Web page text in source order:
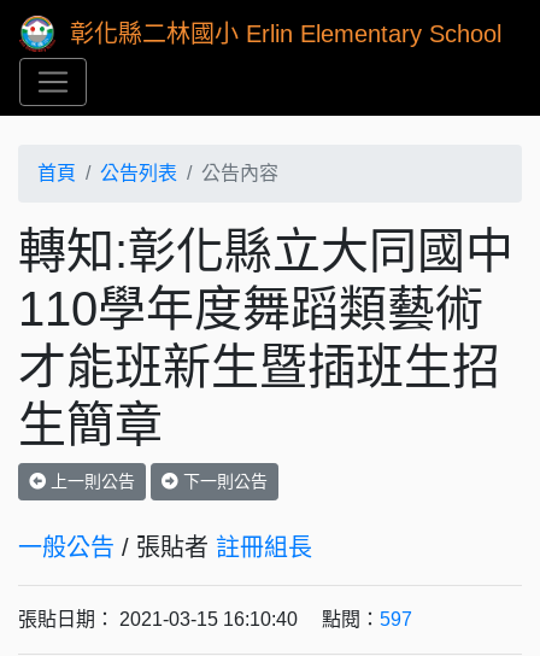
彰化縣二林國小 Erlin Elementary School
首頁 公告列表 公告內容
轉知:彰化縣立大同國中
110學年度舞蹈類藝術
才能班新生暨插班生招
生簡章
上一則公告 下一則公告
一般公告 / 張貼者 註冊組長
張貼日期： 2021-03-15 16:10:40 點閱： 597